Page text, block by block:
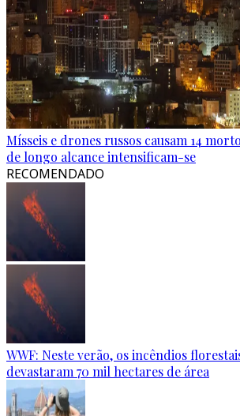
Mísseis e drones russos causam 14
de longo alcance intensificam-se
RECOMENDADO
WWF: Neste verão, os incêndios
devastaram 70 mil hectares de área